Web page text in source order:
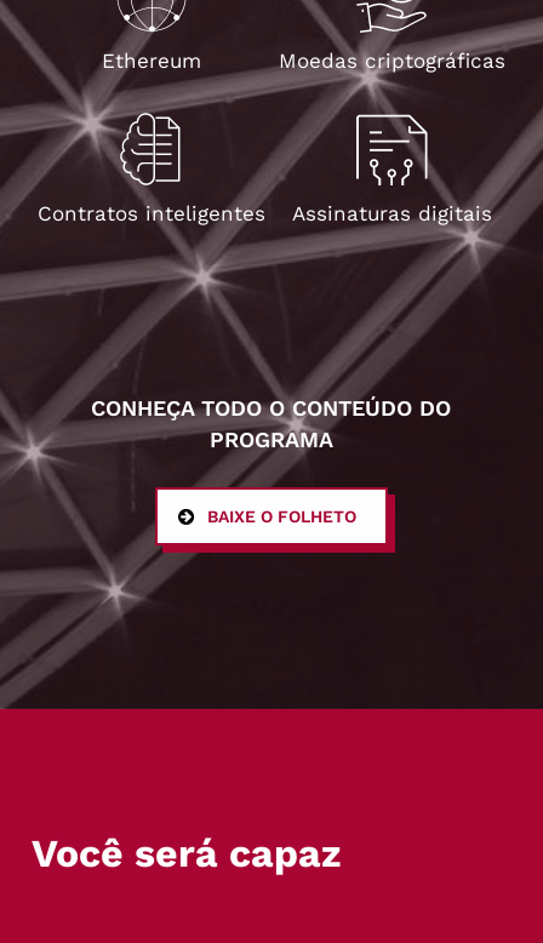
Ethereum Moedas criptográficas
Contratos inteligentes Assinaturas digitais
CONHEÇA TODO O CONTEÚDO DO
PROGRAMA
BAIXE O FOLHETO
Você será capaz